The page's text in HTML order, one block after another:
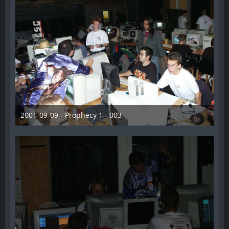
2001-09-09 - Prophecy 1 - 003
28. Dezember 2012